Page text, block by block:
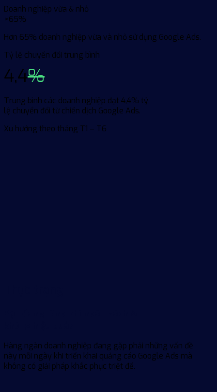
Doanh nghiệp vừa & nhỏ
>65%
Hơn 65% doanh nghiệp vừa và nhỏ sử dụng Google Ads.
Tỷ lệ chuyển đổi trung bình
4,4%
Trung bình các doanh nghiệp đạt 4,4% tỷ
lệ chuyển đổi từ chiến dịch Google Ads.
Xu hướng theo tháng T1 – T6
Hàng ngàn doanh nghiệp đang gặp phải những vấn đề
này mỗi ngày khi triển khai quảng cáo Google Ads mà
không có giải pháp khắc phục triệt để.